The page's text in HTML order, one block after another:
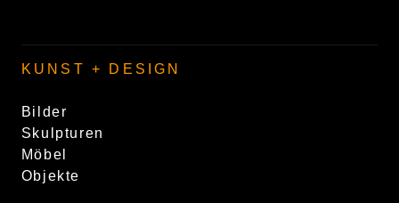
KUNST + DESIGN
Bilder
Skulpturen
Möbel
Objekte